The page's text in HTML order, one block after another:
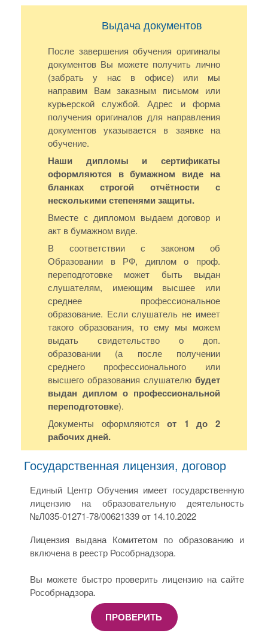
Выдача документов
После завершения обучения оригиналы
документов Вы можете получить лично
(забрать у нас в офисе) или мы
направим Вам заказным письмом или
курьерской службой. Адрес и форма
получения оригиналов для направления
документов указывается в заявке на
обучение.
Наши дипломы и сертификаты
оформляются в бумажном виде на
бланках строгой отчётности с
несколькими степенями защиты.
Вместе с дипломом выдаем договор и
акт в бумажном виде.
В соответствии с законом об
Образовании в РФ, диплом о проф.
переподготовке может быть выдан
слушателям, имеющим высшее или
среднее профессиональное
образование. Если слушатель не имеет
такого образования, то ему мы можем
выдать свидетельство о доп.
образовании (а после получении
среднего профессионального или
высшего образования слушателю будет
выдан диплом о профессиональной
переподготовке).
Документы оформляютсяот 1 до 2
рабочих дней.
Государственная лицензия, договор
Единый Центр Обучения имеет государственную
лицензию на образовательную деятельность
№Л035-01271-78/00621339 от 14.10.2022
Лицензия выдана Комитетом по образованию и
включена в реестр Рособрнадзора.
Вы можете быстро проверить лицензию на сайте
Рособрнадзора.
ПРОВЕРИТЬ